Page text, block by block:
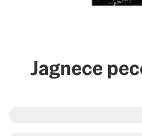
Jagnece